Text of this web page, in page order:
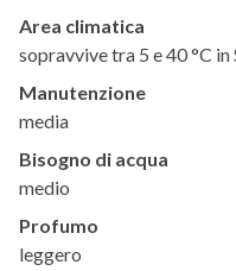
Area climatica
sopravvive tra 5 e 40 °C
Manutenzione
media
Bisogno di acqua
medio
Profumo
leggero